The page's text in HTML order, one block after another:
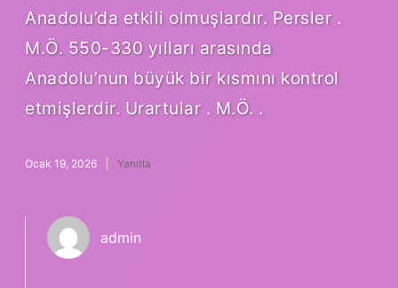
Anadolu’da etkili olmuşlardır. Persler .
M.Ö. 550-330 yılları arasında
Anadolu’nun büyük bir kısmını kontrol
etmişlerdir. Urartular . M.Ö. .
Ocak 19, 2026 Yanıtla
admin